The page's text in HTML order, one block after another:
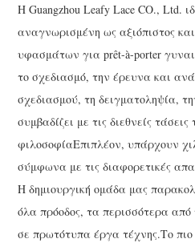
Η Guangzhou Leafy Lace CO., Ltd.
αναγνωρισμένη ως αξιόπιστος
υφασμάτων για prêt-à-porter
το σχεδιασμό, την έρευνα και
σχεδιασμού, τη δειγματοληψία,
συμβαδίζει με τις διεθνείς
φιλοσοφίαΕπιπλέον, υπάρχουν
σύμφωνα με τις διαφορετικές
Η δημιουργική ομάδα μας
όλα πρόοδος, τα περισσότερα
σε πρωτότυπα έργα τέχνης.Το